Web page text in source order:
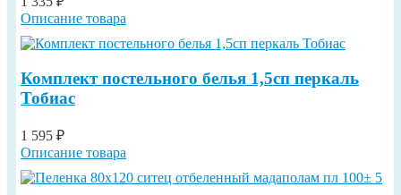
Описание товара
Комплект постельного белья 1,5сп перкаль
Тобиас
1 595 ₽
Описание товара